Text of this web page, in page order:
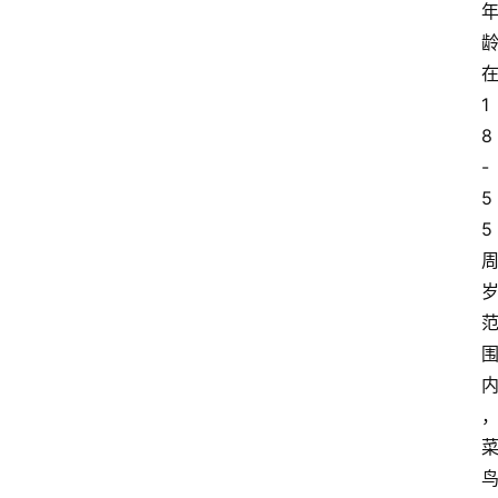
年
龄
在
1
8
-
5
5
周
岁
范
围
内
，
菜
鸟